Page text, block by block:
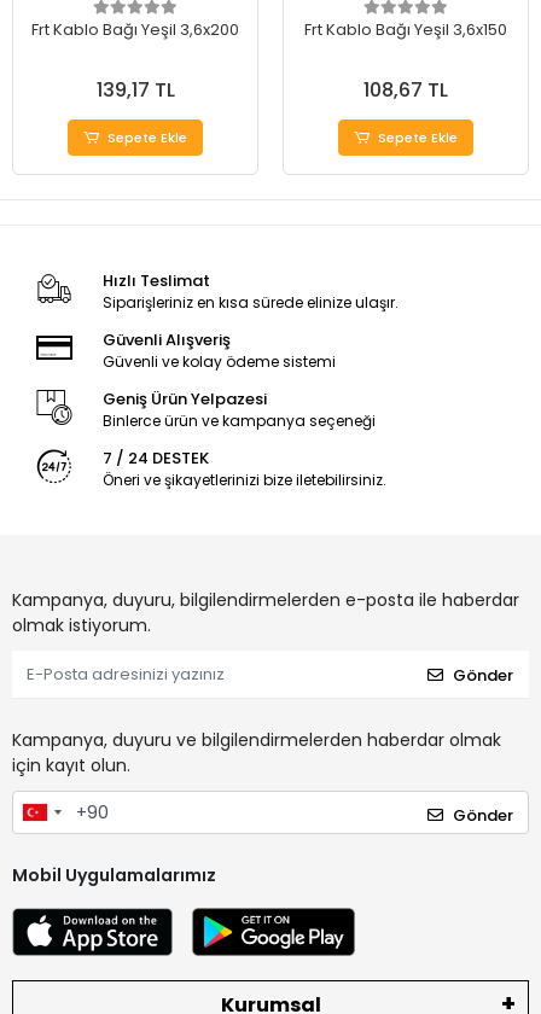
Frt Kablo Bağı Yeşil 3,6x200
139,17 TL
Sepete Ekle
Frt Kablo Bağı Yeşil 3,6x150
108,67 TL
Sepete Ekle
Hızlı Teslimat
Siparişleriniz en kısa sürede elinize ulaşır.
Güvenli Alışveriş
Güvenli ve kolay ödeme sistemi
Geniş Ürün Yelpazesi
Binlerce ürün ve kampanya seçeneği
7 / 24 DESTEK
Öneri ve şikayetlerinizi bize iletebilirsiniz.
Kampanya, duyuru, bilgilendirmelerden e-posta ile haberdar
olmak istiyorum.
Gönder
Kampanya, duyuru ve bilgilendirmelerden haberdar olmak
için kayıt olun.
Gönder
Mobil Uygulamalarımız
Kurumsal